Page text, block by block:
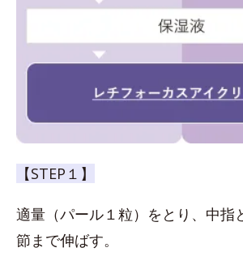
【STEP１】
適量（パール１粒）をとり、中指
節まで伸ばす。